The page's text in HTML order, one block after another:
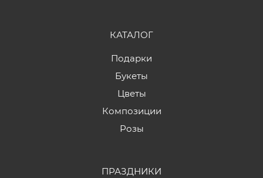
КАТАЛОГ
Подарки
Букеты
Цветы
Композиции
Розы
ПРАЗДНИКИ